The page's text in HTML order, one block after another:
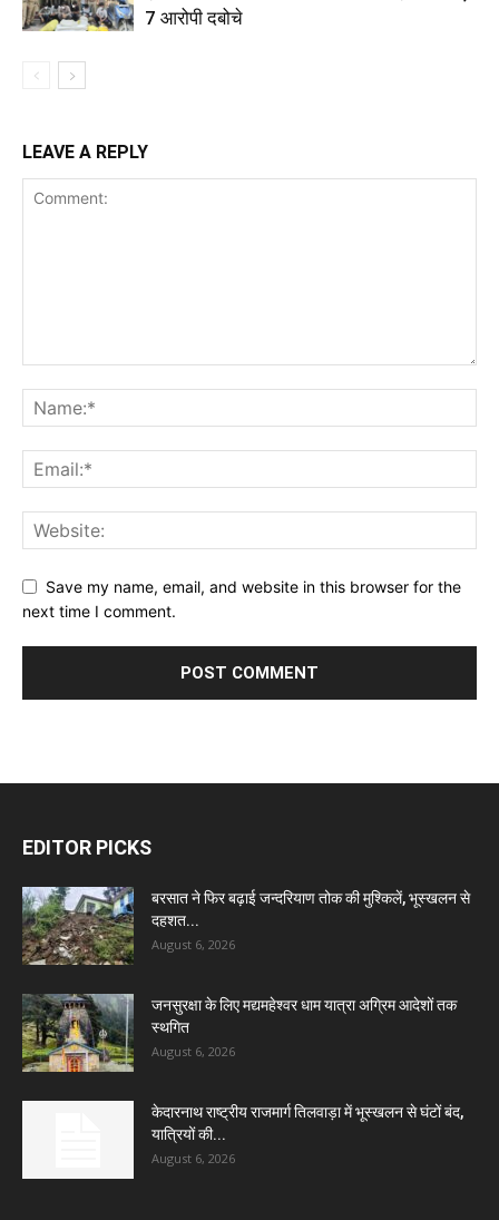
7 आरोपी दबोचे
LEAVE A REPLY
Save my name, email, and website in this browser for the
next time I comment.
EDITOR PICKS
बरसात ने फिर बढ़ाई जन्दरियाण तोक की मुश्किलें, भूस्खलन से
दहशत...
August 6, 2026
जनसुरक्षा के लिए मद्यमहेश्वर धाम यात्रा अग्रिम आदेशों तक
स्थगित
August 6, 2026
केदारनाथ राष्ट्रीय राजमार्ग तिलवाड़ा में भूस्खलन से घंटों बंद,
यात्रियों की...
August 6, 2026